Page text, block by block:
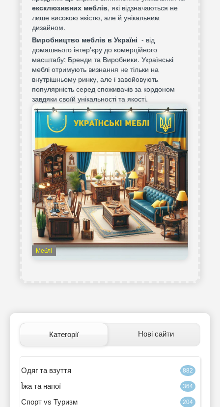
ексклюзивних меблів, які відзначаються не
лише високою якістю, але й унікальним
дизайном.
Виробництво меблів в Україні - від
домашнього інтер'єру до комерційного
масштабу: Бренди та Виробники. Українські
меблі отримують визнання не тільки на
внутрішньому ринку, але і завойовують
популярність серед споживачів за кордоном
завдяки своїй унікальності та якості.
Меблі
Категорії Нові сайти
Одяг та взуття 882
Їжа та напої 364
Спорт vs Туризм 204